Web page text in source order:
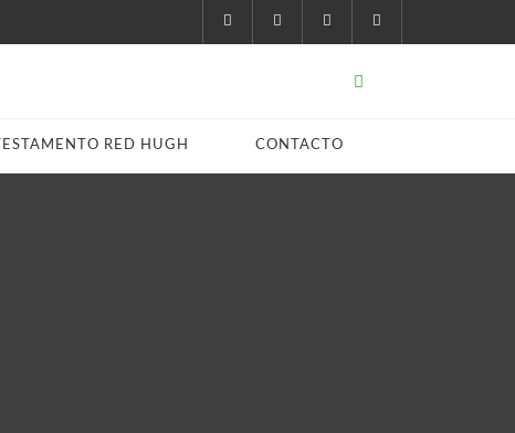
TESTAMENTO RED HUGH CONTACTO